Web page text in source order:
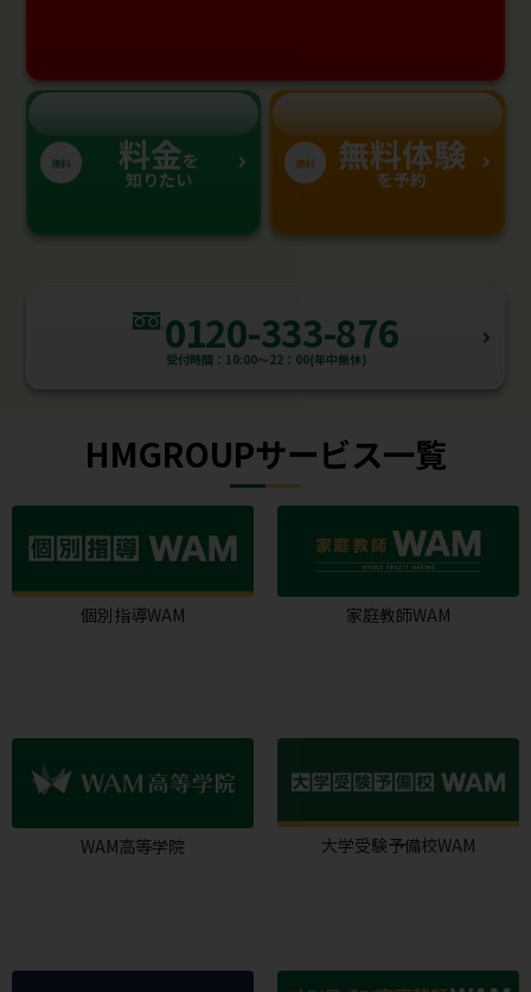
無料 料金を
知りたい
無料 無料体験
を予約
0120-333-876
受付時間：10:00～22：00(年中無休)
HMGROUPサービス一覧
個別指導WAM 家庭教師WAM
WAM高等学院 大学受験予備校WAM